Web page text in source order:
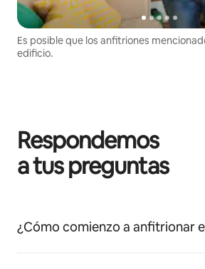
Es posible que los anfitriones
edificio.
Respondemos
a tus preguntas
¿Cómo comienzo a anfitrionar